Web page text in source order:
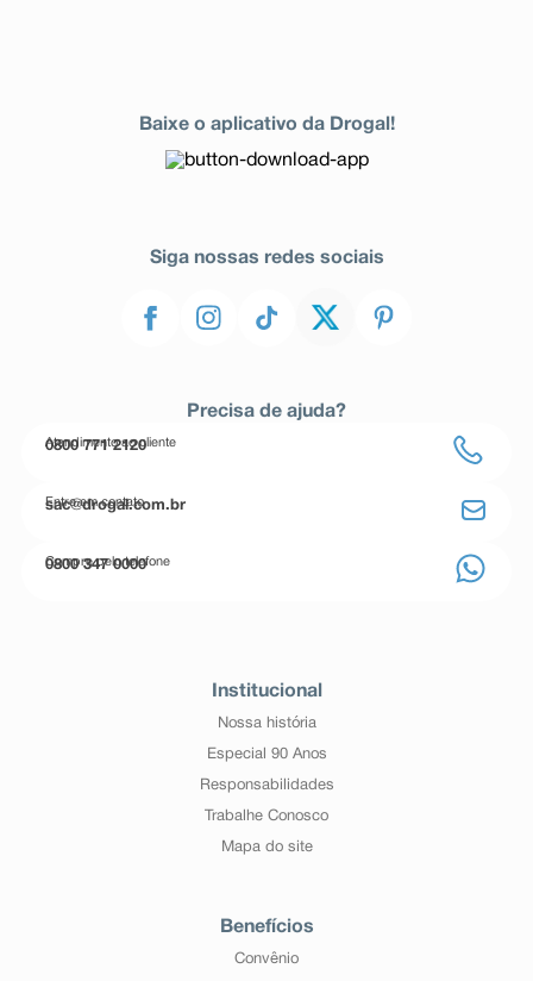
Baixe o aplicativo da Drogal!
Siga nossas redes sociais
Precisa de ajuda?
Atendimento ao cliente
0800 771 2120
Entre em contato
sac@drogal.com.br
Compre pelo telefone
0800 347 0000
Institucional
Nossa história
Especial 90 Anos
Responsabilidades
Trabalhe Conosco
Mapa do site
Benefícios
Convênio